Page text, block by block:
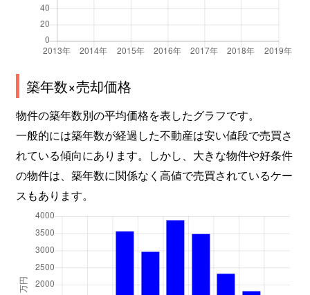
築年数×売却価格
物件の築年数別の平均価格を表したグラフです。
一般的には築年数が経過した不動産は安い値段で売買さ
れている傾向にあります。しかし、大きな物件や好条件
の物件は、築年数に関係なく高値で売買されているケー
スもあります。